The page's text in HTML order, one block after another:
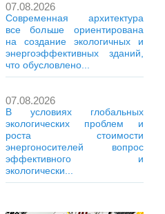
07.08.2026
Современная архитектура
все больше ориентирована
на создание экологичных и
энергоэффективных зданий,
что обусловлено...
07.08.2026
В условиях глобальных
экологических проблем и
роста стоимости
энергоносителей вопрос
эффективного и
экологически...